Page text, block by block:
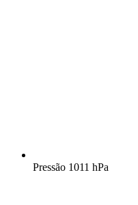
Pressão 1011 hPa